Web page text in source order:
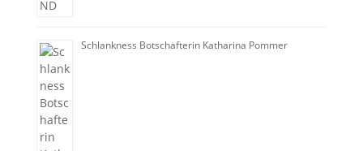
Schlankness Botschafterin Katharina Pommer